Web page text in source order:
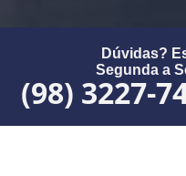
Dúvidas?
Segunda a
(98) 3227-